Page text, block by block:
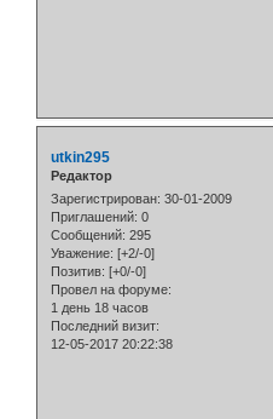
utkin295
Редактор
Зарегистрирован: 30-01-2009
Приглашений: 0
Сообщений: 295
Уважение: [+2/-0]
Позитив: [+0/-0]
Провел на форуме:
1 день 18 часов
Последний визит:
12-05-2017 20:22:38